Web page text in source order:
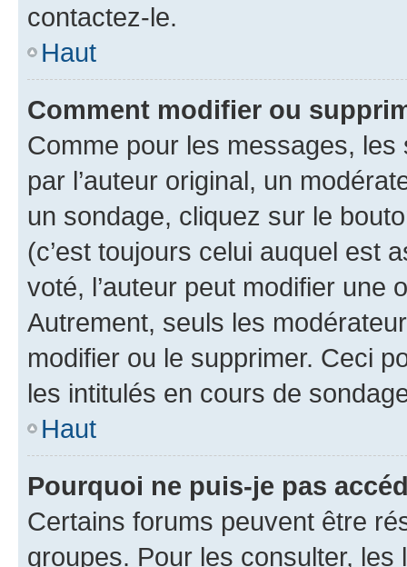
contactez-le.
Haut
Comment modifier ou
Comme pour les messages,
par l’auteur original, un
un sondage, cliquez sur le
(c’est toujours celui auquel est
voté, l’auteur peut modifier une
Autrement, seuls les
modifier ou le supprimer. Ceci
les intitulés en cours de
Haut
Pourquoi ne puis-je pas
Certains forums peuvent être
groupes. Pour les consulter,